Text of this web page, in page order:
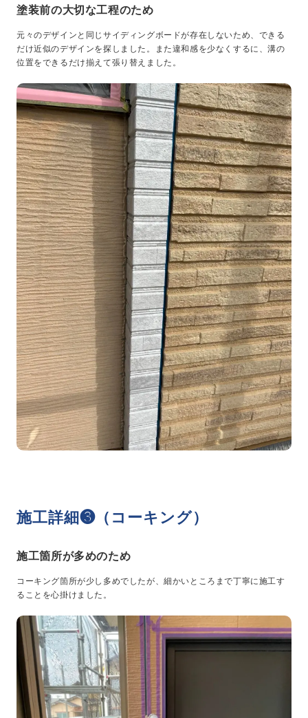
塗装前の大切な工程のため
元々のデザインと同じサイディングボードが存在しないため、できる
だけ近似のデザインを探しました。また違和感を少なくするに、溝の
位置をできるだけ揃えて張り替えました。
施工詳細❸（コーキング）
施工箇所が多めのため
コーキング箇所が少し多めでしたが、細かいところまで丁寧に施工す
ることを心掛けました。